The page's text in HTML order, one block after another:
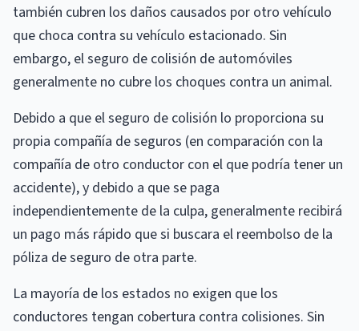
también cubren los daños causados ​​por otro vehículo
que choca contra su vehículo estacionado. Sin
embargo, el seguro de colisión de automóviles
generalmente no cubre los choques contra un animal.
Debido a que el seguro de colisión lo proporciona su
propia compañía de seguros (en comparación con la
compañía de otro conductor con el que podría tener un
accidente), y debido a que se paga
independientemente de la culpa, generalmente recibirá
un pago más rápido que si buscara el reembolso de la
póliza de seguro de otra parte.
La mayoría de los estados no exigen que los
conductores tengan cobertura contra colisiones. Sin